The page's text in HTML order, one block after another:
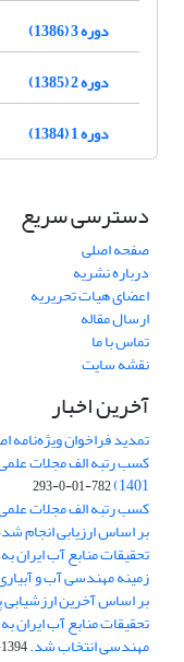
دوره 3 (1386)
دوره 2 (1385)
دوره 1 (1384)
دسترسی سریع
صفحه اصلی
درباره نشریه
اعضای هیات تحریریه
ارسال مقاله
تماس با ما
نقشه سایت
آخرین اخبار
تمدید فراخوان
1401)
782-01-0-293
کسب رتبه الف مجلات علمی
تحقیقات منابع آب ایران
زمینه مهندسی آب و
بر اساس آخرین ارزشیابی
تحقیقات منابع آب ایران
مهندسی انتخاب شد.1394-12-25